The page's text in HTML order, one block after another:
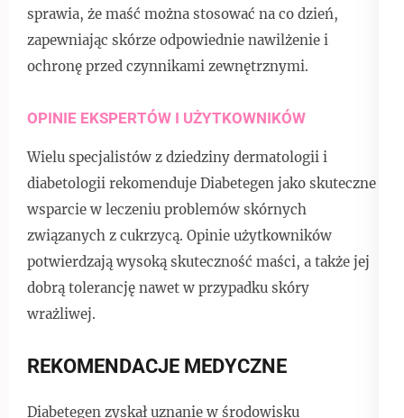
sprawia, że maść można stosować na co dzień,
zapewniając skórze odpowiednie nawilżenie i
ochronę przed czynnikami zewnętrznymi.
OPINIE EKSPERTÓW I UŻYTKOWNIKÓW
Wielu specjalistów z dziedziny dermatologii i
diabetologii rekomenduje Diabetegen jako skuteczne
wsparcie w leczeniu problemów skórnych
związanych z cukrzycą. Opinie użytkowników
potwierdzają wysoką skuteczność maści, a także jej
dobrą tolerancję nawet w przypadku skóry
wrażliwej.
REKOMENDACJE MEDYCZNE
Diabetegen zyskał uznanie w środowisku